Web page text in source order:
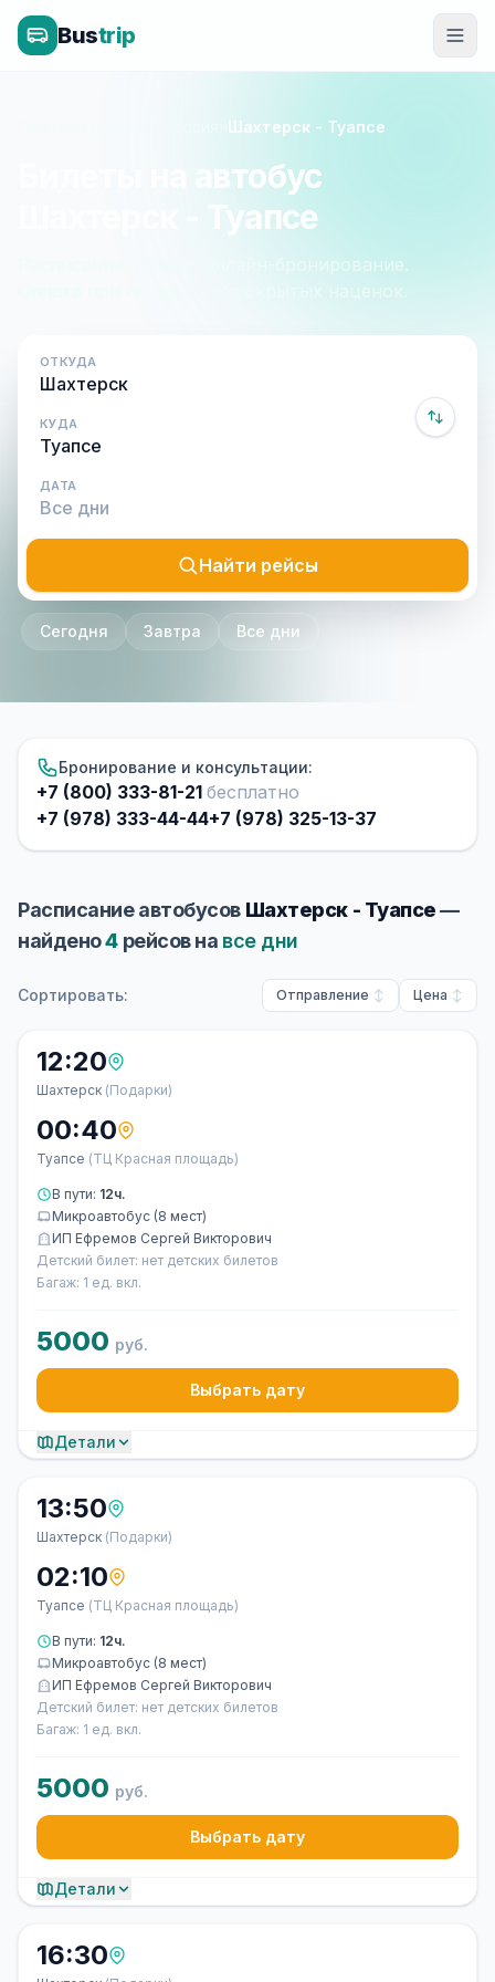
Bustrip
Шахтерск - Туапсе
Билеты на автобус
Шахтерск - Туапсе
Расписание, цены и онлайн-бронирование.
Оплата при посадке, без скрытых наценок.
ОТКУДА
КУДА
ДАТА
Найти рейсы
Сегодня Завтра Все дни
Бронирование и консультации:
+7 (800) 333-81-21 бесплатно
+7 (978) 333-44-44+7 (978) 325-13-37
Расписание автобусов Шахтерск - Туапсе—
найдено4рейсов на все дни
Сортировать: Отправление Цена
12:20
Шахтерск (Подарки)
00:40
Туапсе (ТЦ Красная площадь)
В пути: 12ч.
Микроавтобус (8 мест)
ИП Ефремов Сергей Викторович
Детский билет: нет детских билетов
Багаж: 1 ед. вкл.
5000 руб.
Выбрать дату
Детали
13:50
Шахтерск (Подарки)
02:10
Туапсе (ТЦ Красная площадь)
В пути: 12ч.
Микроавтобус (8 мест)
ИП Ефремов Сергей Викторович
Детский билет: нет детских билетов
Багаж: 1 ед. вкл.
5000 руб.
Выбрать дату
Детали
16:30